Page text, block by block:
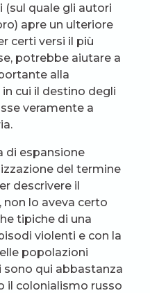
quale gli autori
apre un ulteriore
certi versi il più
potrebbe aiutare a
alla
cui il destino degli
veramente a
di espansione
del termine
descrivere il
lo aveva certo
tipiche di una
violenti e con la
popolazioni
sono qui abbastanza
il colonialismo russo